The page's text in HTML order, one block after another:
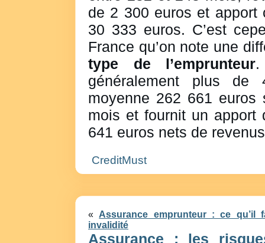
de 2 300 euros et apport
30 333 euros. C’est
France qu’on note une
type de l’emprunteur
généralement plus
moyenne 262 661
mois et fournit un apport
641 euros nets de
CreditMust
« Assurance emprunteur : ce qu’il
invalidité
Assurance : les